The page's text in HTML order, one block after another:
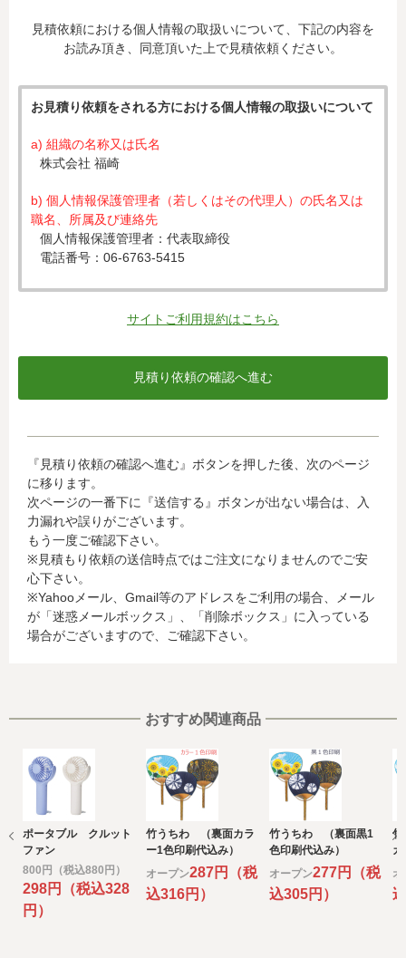
見積依頼における個人情報の取扱いについて、下記の内容を
お読み頂き、同意頂いた上で見積依頼ください。
お見積り依頼をされる方における個人情報の取扱いについて
a) 組織の名称又は氏名
株式会社 福崎
b) 個人情報保護管理者（若しくはその代理人）の氏名又は
職名、所属及び連絡先
個人情報保護管理者：代表取締役
電話番号：06-6763-5415
c) 個人情報の利用目的
入力された個人情報は、お見積り依頼への対応のために利
d) 個人情報の第三者提供について
当社がお客様から収集した以下の個人情報等は、カード発
行会社が行う不正利用検知・防止のために、お客様が利用
されているカード発行会社へ提供させていただきます。(氏
名、電話番号、email アドレス、インターネット利用環境
に関する情報等)
お客様が利用されているカード発行会社が外国にある場
合、これらの情報は当該発行会社が所属する国に移転され
る場合があります。当社では、お客様から収集した情報か
らは、ご利用のカード発行会社及び当該会社が所在する国
を特定することができないため、以下の個人情報保護措置
・発行会社の個人情報保護の措置
なお、個人情報保護委員会のホームページ
(https://www.ppc.go.jp/)では、各国における個人情報保護
制度に関する情報について掲載されています。
お客様が未成年の場合、親権者または後見人の承諾を得た
上で、本サービスを利用するものとします。
e) 個人情報の取扱いの委託について
取得した個人情報の取扱いの全部又は、一部を委託するこ
とがあります。
その場合には、当社において最善の考慮を行います。
サイトご利用規約はこちら
『見積り依頼の確認へ進む』ボタンを押した後、次のページ
に移ります。
次ページの一番下に『送信する』ボタンが出ない場合は、入
力漏れや誤りがございます。
もう一度ご確認下さい。
※見積もり依頼の送信時点ではご注文になりませんのでご安
心下さい。
※Yahooメール、Gmail等のアドレスをご利用の場合、メール
が「迷惑メールボックス」、「削除ボックス」に入っている
場合がございますので、ご確認下さい。
おすすめ関連商品
ポータブル クルット
ファン
800円（税込880円）
298円（税込328
円）
竹うちわ （裏面カラ
ー1色印刷代込み）
オープン287円（税
込316円）
竹うちわ （裏面黒1
色印刷代込み）
オープン277円（税
込305円）
オ